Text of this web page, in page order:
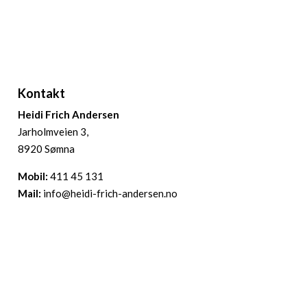
Kontakt
Heidi Frich Andersen
Jarholmveien 3,
8920 Sømna
Mobil: 411 45 131
Mail: info@heidi-frich-andersen.no